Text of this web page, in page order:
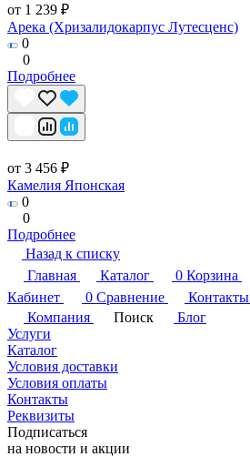
от 1 239 ₽
Арека (Хризалидокарпус Лутесценс)
0
0
Подробнее
от 3 456 ₽
Камелия Японская
0
0
Подробнее
Назад к списку
Главная
Каталог 0 Корзина
Кабинет
0 Сравнение Контакты
Компания
Поиск
Блог
Услуги
Каталог
Условия доставки
Условия оплаты
Контакты
Реквизиты
Подписаться
на новости и акции